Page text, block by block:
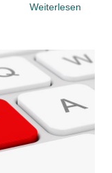
Weiterlesen